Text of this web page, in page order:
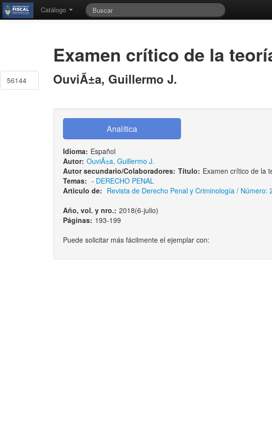
Catálogo
56144
Examen crítico de la
OuviÃ±a, Guillermo J.
Idioma: Español
Autor: OuviÃ±a, Guillermo J.
Autor secundario/Colaboradores: Título: Examen crítico de la
Temas: - DERECHO PENAL
Articulo de: Revista de Derecho Penal y Criminologí­a / Número:
Año, vol. y nro.: 2018(6-julio)
Páginas: 193-199
Puede solicitar más fácilmente el ejemplar con: